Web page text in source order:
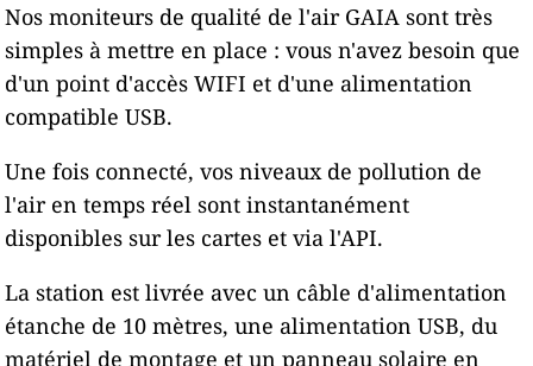
Nos moniteurs de qualité de l'air GAIA sont très
simples à mettre en place : vous n'avez besoin que
d'un point d'accès WIFI et d'une alimentation
compatible USB.
Une fois connecté, vos niveaux de pollution de
l'air en temps réel sont instantanément
disponibles sur les cartes et via l'API.
La station est livrée avec un câble d'alimentation
étanche de 10 mètres, une alimentation USB, du
matériel de montage et un panneau solaire en